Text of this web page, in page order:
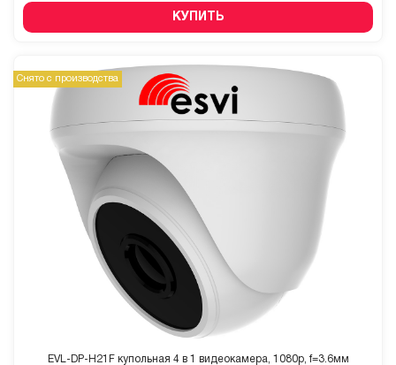
КУПИТЬ
Снято с производства
EVL-DP-H21F купольная 4 в 1 видеокамера, 1080p, f=3.6мм